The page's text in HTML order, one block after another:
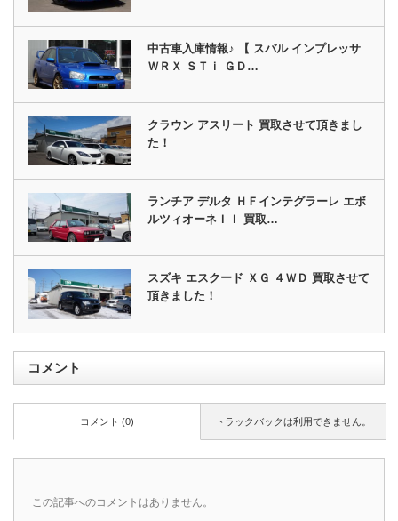
中古車入庫情報♪ 【 スバル インプレッサ
ＷＲＸ ＳＴｉ ＧＤ…
クラウン アスリート 買取させて頂きまし
た！
ランチア デルタ ＨＦインテグラーレ エボ
ルツィオーネＩＩ 買取…
スズキ エスクード ＸＧ ４ＷＤ 買取させて
頂きました！
コメント
トラックバックは利用できません。
コメント (0)
この記事へのコメントはありません。